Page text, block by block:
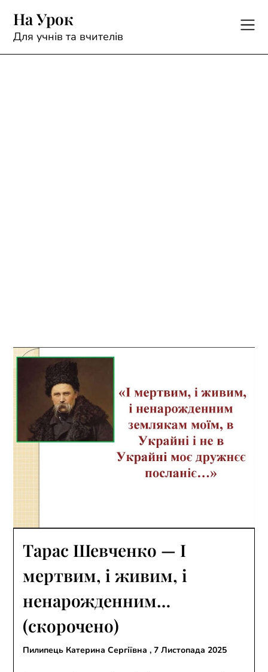
content
На Урок
Для учнів та вчителів
Тарас Шевченко — І
мертвим, і живим, і
ненарожденним…
(скорочено)
Пилипець Катерина Сергіївна ,7 Листопада 2025